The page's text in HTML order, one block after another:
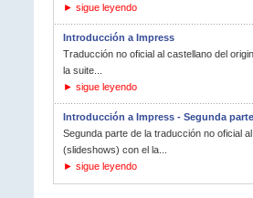
► sigue leyendo
Introducción a Impress
Traducción no oficial al castellano del
la suite...
► sigue leyendo
Introducción a Impress - Segunda parte
Segunda parte de la traducción no oficial
(slideshows) con el la...
► sigue leyendo